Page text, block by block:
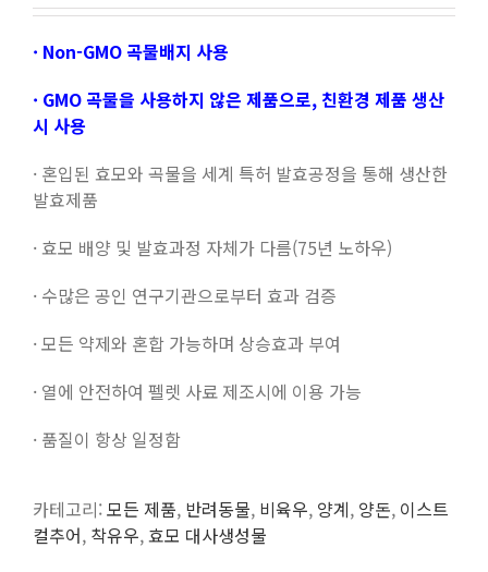
· Non-GMO 곡물배지 사용
· GMO 곡물을 사용하지 않은 제품으로, 친환경 제품 생산
시 사용
· 혼입된 효모와 곡물을 세계 특허 발효공정을 통해 생산한
발효제품
· 효모 배양 및 발효과정 자체가 다름(75년 노하우)
· 수많은 공인 연구기관으로부터 효과 검증
· 모든 약제와 혼합 가능하며 상승효과 부여
· 열에 안전하여 펠렛 사료 제조시에 이용 가능
· 품질이 항상 일정함
카테고리:모든 제품, 반려동물, 비육우, 양계, 양돈, 이스트
컬추어, 착유우,효모 대사생성물